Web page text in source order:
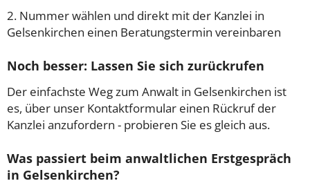
2. Nummer wählen und direkt mit der Kanzlei in
Gelsenkirchen einen Beratungstermin vereinbaren
Noch besser: Lassen Sie sich zurückrufen
Der einfachste Weg zum Anwalt in Gelsenkirchen ist
es, über unser Kontaktformular einen Rückruf der
Kanzlei anzufordern - probieren Sie es gleich aus.
Was passiert beim anwaltlichen Erstgespräch
in Gelsenkirchen?